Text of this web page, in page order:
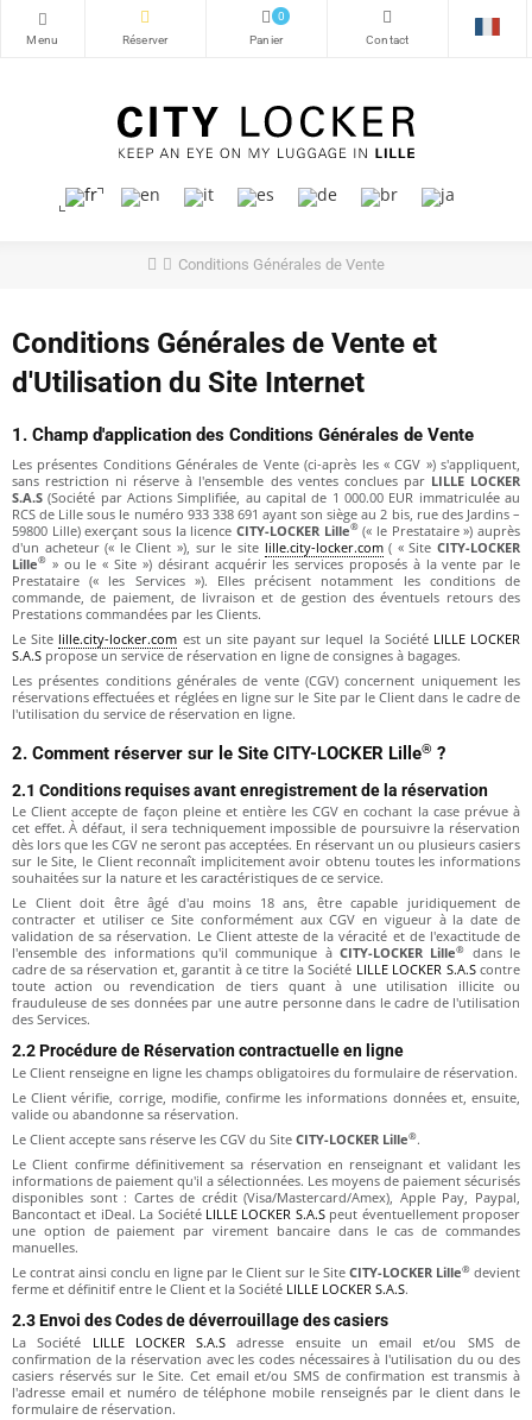
0
Conditions Générales de Vente
Conditions Générales de Vente et
d'Utilisation du Site Internet
1. Champ d'application des Conditions Générales de Vente
Les présentes Conditions Générales de Vente (ci-après les « CGV ») s'appliquent,
sans restriction ni réserve à l'ensemble des ventes conclues par LILLE LOCKER
S.A.S (Société par Actions Simplifiée, au capital de 1 000.00 EUR immatriculée au
RCS de Lille sous le numéro 933 338 691 ayant son siège au 2 bis, rue des Jardins –
59800 Lille) exerçant sous la licence CITY-LOCKER Lille®(« le Prestataire ») auprès
d'un acheteur (« le Client »), sur le site lille.city-locker.com( « SiteCITY-LOCKER
Lille® » ou le « Site ») désirant acquérir les services proposés à la vente par le
Prestataire (« les Services »). Elles précisent notamment les conditions de
commande, de paiement, de livraison et de gestion des éventuels retours des
Prestations commandées par les Clients.
Le Site lille.city-locker.com est un site payant sur lequel la Société LILLE LOCKER
S.A.S propose un service de réservation en ligne de consignes à bagages.
Les présentes conditions générales de vente (CGV) concernent uniquement les
réservations effectuées et réglées en ligne sur le Site par le Client dans le cadre de
l'utilisation du service de réservation en ligne.
2. Comment réserver sur le Site CITY-LOCKER Lille® ?
2.1 Conditions requises avant enregistrement de la réservation
Le Client accepte de façon pleine et entière les CGV en cochant la case prévue à
cet effet. À défaut, il sera techniquement impossible de poursuivre la réservation
dès lors que les CGV ne seront pas acceptées. En réservant un ou plusieurs casiers
sur le Site, le Client reconnaît implicitement avoir obtenu toutes les informations
souhaitées sur la nature et les caractéristiques de ce service.
Le Client doit être âgé d'au moins 18 ans, être capable juridiquement de
contracter et utiliser ce Site conformément aux CGV en vigueur à la date de
validation de sa réservation. Le Client atteste de la véracité et de l'exactitude de
l'ensemble des informations qu'il communique à CITY-LOCKER Lille®
dans le
cadre de sa réservation et, garantit à ce titre la Société LILLE LOCKER S.A.Scontre
toute action ou revendication de tiers quant à une utilisation illicite ou
frauduleuse de ses données par une autre personne dans le cadre de l'utilisation
des Services.
2.2 Procédure de Réservation contractuelle en ligne
Le Client renseigne en ligne les champs obligatoires du formulaire de réservation.
Le Client vérifie, corrige, modifie, confirme les informations données et, ensuite,
valide ou abandonne sa réservation.
Le Client accepte sans réserve les CGV du Site CITY-LOCKER Lille®.
Le Client confirme définitivement sa réservation en renseignant et validant les
informations de paiement qu'il a sélectionnées. Les moyens de paiement sécurisés
disponibles sont : Cartes de crédit (Visa/Mastercard/Amex), Apple Pay, Paypal,
Bancontact et iDeal. La Société LILLE LOCKER S.A.Speut éventuellement proposer
une option de paiement par virement bancaire dans le cas de commandes
manuelles.
Le contrat ainsi conclu en ligne par le Client sur le Site CITY-LOCKER Lille® devient
ferme et définitif entre le Client et la Société LILLE LOCKER S.A.S.
2.3 Envoi des Codes de déverrouillage des casiers
La Société LILLE LOCKER S.A.S adresse ensuite un email et/ou SMS de
confirmation de la réservation avec les codes nécessaires à l'utilisation du ou des
casiers réservés sur le Site. Cet email et/ou SMS de confirmation est transmis à
l'adresse email et numéro de téléphone mobile renseignés par le client dans le
formulaire de réservation.